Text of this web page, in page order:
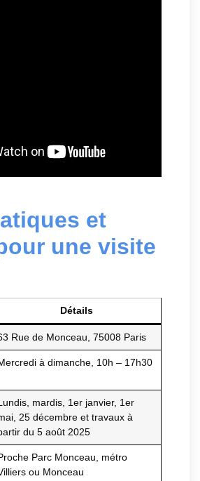
et
une visite
Détails
Rue de Monceau, 75008 Paris
à dimanche, 10h – 17h30
mardis, 1er janvier, 1er
25 décembre et travaux à
du 5 août 2025
Parc Monceau, métro
ou Monceau